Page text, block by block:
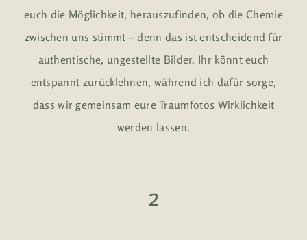
euch die Möglichkeit, herauszufinden, ob die Chemie
zwischen uns stimmt – denn das ist entscheidend für
authentische, ungestellte Bilder. Ihr könnt euch
entspannt zurücklehnen, während ich dafür sorge,
dass wir gemeinsam eure Traumfotos Wirklichkeit
werden lassen.
2